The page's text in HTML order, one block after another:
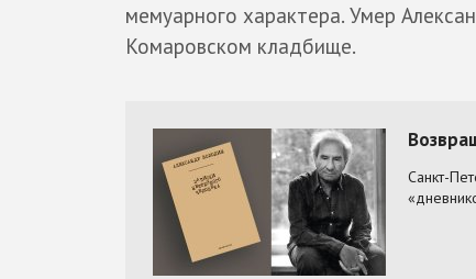
мемуарного характера. Умер
Комаровском кладбище.